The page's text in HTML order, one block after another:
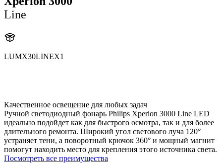
Line
LUMX30LINEX1
Качественное освещение для любых задач
Ручной светодиодный фонарь Philips Xperion 3000 Line LED
идеально подойдет как для быстрого осмотра, так и для более
длительного ремонта. Широкий угол светового луча 120°
устраняет тени, а поворотный крючок 360° и мощный магнит
помогут находить место для крепления этого источника света.
Посмотреть все преимущества